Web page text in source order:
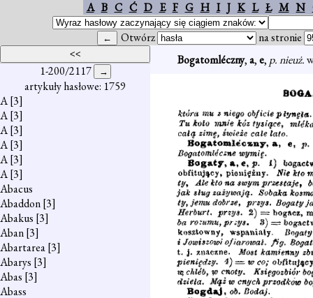
A B C Ć D E F G H I J K L Ł M N
Otwórz na stronie
1-200/2117
artykuły hasłowe: 1759
A[3]
A[3]
A[3]
A[3]
A[3]
A[3]
Abacus
Abaddon[3]
Abakus [3]
Aban[3]
Abartarea[3]
Abarys [3]
Abas [3]
Abass
Bogatomléczny,a,e, p. nieuż.